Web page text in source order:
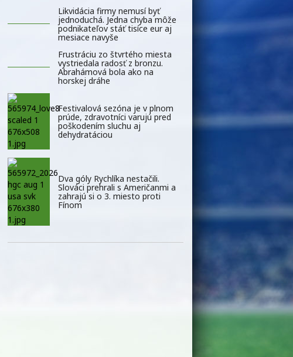
Likvidácia firmy nemusí byť
jednoduchá. Jedna chyba môže
podnikateľov stáť tisíce eur aj
mesiace navyše
Frustráciu zo štvrtého miesta
vystriedala radosť z bronzu.
Abrahámová bola ako na
horskej dráhe
Festivalová sezóna je v plnom
prúde, zdravotníci varujú pred
poškodením sluchu aj
dehydratáciou
Dva góly Rychlíka nestačili.
Slováci prehrali s Američanmi a
zahrajú si o 3. miesto proti
Fínom